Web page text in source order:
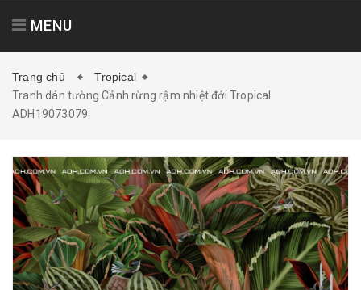
MENU
Tranh treo tường Tranh dán tường
Mua File Tranh Tranh Thực Tế
Trang chủ
Tropical
Tranh dán tường Cảnh rừng rậm nhiệt đới Tropical
ADH19073079